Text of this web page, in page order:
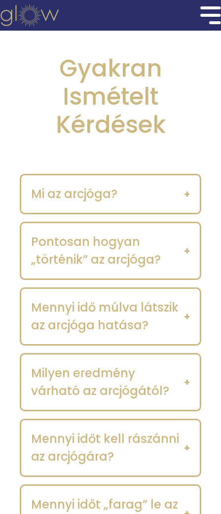
Gyakran
Ismételt
Kérdések
Mi az arcjóga?
Pontosan hogyan
„történik” az arcjóga?
Mennyi idő múlva látszik
az arcjóga hatása?
Milyen eredmény
várható az arcjógától?
Mennyi időt kell rászánni
az arcjógára?
Mennyi időt „farag” le az